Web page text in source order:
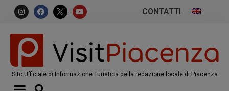
CONTATTI
Sito Ufficiale di Informazione Turistica della redazione locale di Piacenza